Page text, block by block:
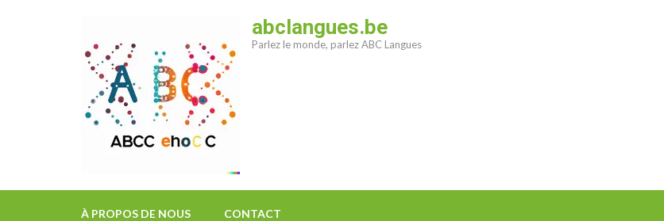
abclangues.be
Parlez le monde, parlez ABC Langues
À PROPOS DE NOUS CONTACT